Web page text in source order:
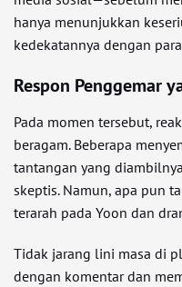
hanya menunjukkan
kedekatannya dengan
Respon Penggemar
Pada momen tersebut,
beragam. Beberapa
tantangan yang
skeptis. Namun, apa pun
terarah pada Yoon dan
Tidak jarang lini masa di
dengan komentar dan